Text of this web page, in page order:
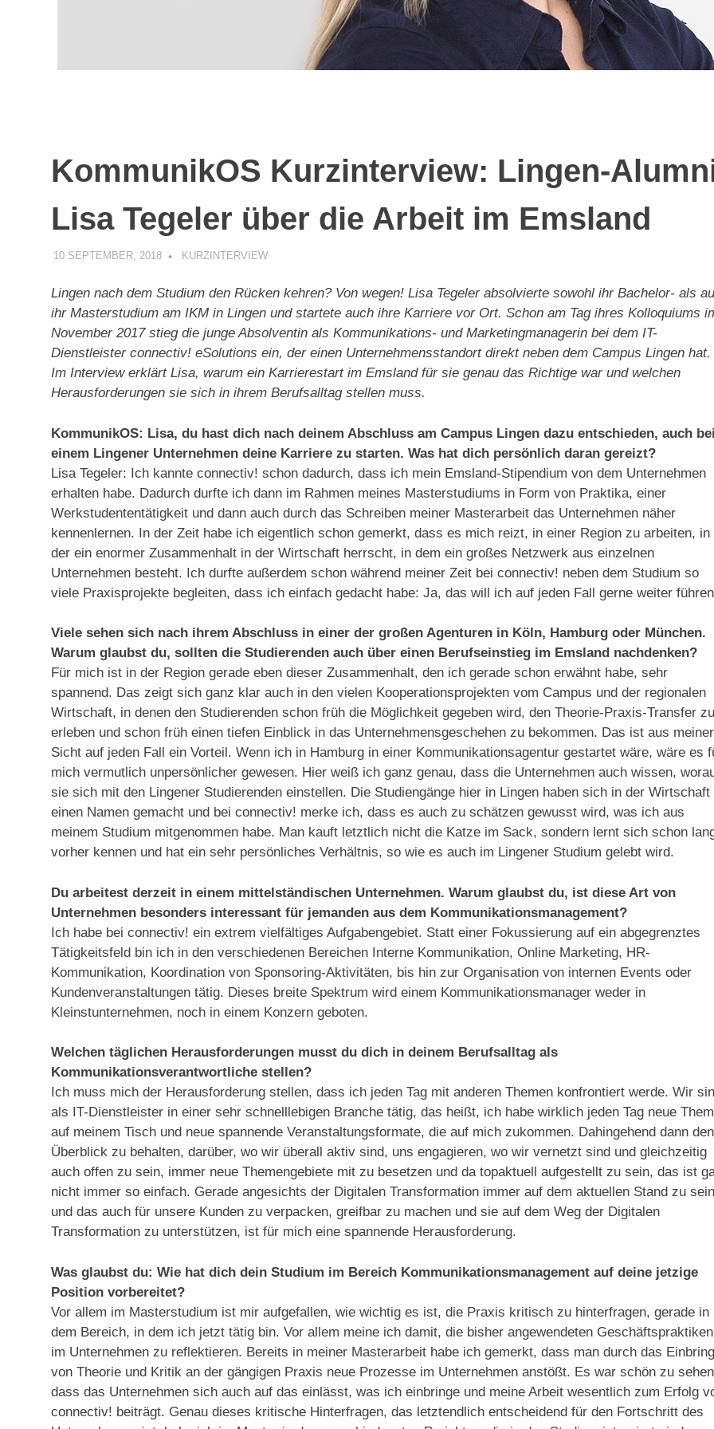
KommunikOS Kurzinterview: Lingen-
Lisa Tegeler über die Arbeit im Emsland
10 SEPTEMBER, 2018 KOMMUNIKOS
KURZINTERVIEW
Lingen nach dem Studium den Rücken kehren? Von wegen! Lisa Tegeler absolvierte sowohl ihr Bachelor- als
ihr Masterstudium am IKM in Lingen und startete auch ihre Karriere vor Ort. Schon am Tag ihres Kolloquiums
November 2017 stieg die junge Absolventin als Kommunikations- und Marketingmanagerin bei dem IT-
Dienstleister connectiv! eSolutions ein, der einen Unternehmensstandort direkt neben dem Campus Lingen hat.
Im Interview erklärt Lisa, warum ein Karrierestart im Emsland für sie genau das Richtige war und welchen
Herausforderungen sie sich in ihrem Berufsalltag stellen muss.
KommunikOS: Lisa, du hast dich nach deinem Abschluss am Campus Lingen dazu entschieden, auch bei
einem Lingener Unternehmen deine Karriere zu starten. Was hat dich persönlich daran gereizt?
Lisa Tegeler: Ich kannte connectiv! schon dadurch, dass ich mein Emsland-Stipendium von dem Unternehmen
erhalten habe. Dadurch durfte ich dann im Rahmen meines Masterstudiums in Form von Praktika, einer
Werkstudententätigkeit und dann auch durch das Schreiben meiner Masterarbeit das Unternehmen näher
kennenlernen. In der Zeit habe ich eigentlich schon gemerkt, dass es mich reizt, in einer Region zu arbeiten, in
der ein enormer Zusammenhalt in der Wirtschaft herrscht, in dem ein großes Netzwerk aus einzelnen
Unternehmen besteht. Ich durfte außerdem schon während meiner Zeit bei connectiv! neben dem Studium so
viele Praxisprojekte begleiten, dass ich einfach gedacht habe: Ja, das will ich auf jeden Fall gerne weiter
Viele sehen sich nach ihrem Abschluss in einer der großen Agenturen in Köln, Hamburg oder München.
Warum glaubst du, sollten die Studierenden auch über einen Berufseinstieg im Emsland nachdenken?
Für mich ist in der Region gerade eben dieser Zusammenhalt, den ich gerade schon erwähnt habe, sehr
spannend. Das zeigt sich ganz klar auch in den vielen Kooperationsprojekten vom Campus und der regionalen
Wirtschaft, in denen den Studierenden schon früh die Möglichkeit gegeben wird, den Theorie-Praxis-Transfer zu
erleben und schon früh einen tiefen Einblick in das Unternehmensgeschehen zu bekommen. Das ist aus meiner
Sicht auf jeden Fall ein Vorteil. Wenn ich in Hamburg in einer Kommunikationsagentur gestartet wäre, wäre es
mich vermutlich unpersönlicher gewesen. Hier weiß ich ganz genau, dass die Unternehmen auch wissen,
sie sich mit den Lingener Studierenden einstellen. Die Studiengänge hier in Lingen haben sich in der Wirtschaft
einen Namen gemacht und bei connectiv! merke ich, dass es auch zu schätzen gewusst wird, was ich aus
meinem Studium mitgenommen habe. Man kauft letztlich nicht die Katze im Sack, sondern lernt sich schon
vorher kennen und hat ein sehr persönliches Verhältnis, so wie es auch im Lingener Studium gelebt wird.
Du arbeitest derzeit in einem mittelständischen Unternehmen. Warum glaubst du, ist diese Art von
Unternehmen besonders interessant für jemanden aus dem Kommunikationsmanagement?
Ich habe bei connectiv! ein extrem vielfältiges Aufgabengebiet. Statt einer Fokussierung auf ein abgegrenztes
Tätigkeitsfeld bin ich in den verschiedenen Bereichen Interne Kommunikation, Online Marketing, HR-
Kommunikation, Koordination von Sponsoring-Aktivitäten, bis hin zur Organisation von internen Events oder
Kundenveranstaltungen tätig. Dieses breite Spektrum wird einem Kommunikationsmanager weder in
Kleinstunternehmen, noch in einem Konzern geboten.
Welchen täglichen Herausforderungen musst du dich in deinem Berufsalltag als
Kommunikationsverantwortliche stellen?
Ich muss mich der Herausforderung stellen, dass ich jeden Tag mit anderen Themen konfrontiert werde. Wir
als IT-Dienstleister in einer sehr schnelllebigen Branche tätig, das heißt, ich habe wirklich jeden Tag neue
auf meinem Tisch und neue spannende Veranstaltungsformate, die auf mich zukommen. Dahingehend dann den
Überblick zu behalten, darüber, wo wir überall aktiv sind, uns engagieren, wo wir vernetzt sind und gleichzeitig
auch offen zu sein, immer neue Themengebiete mit zu besetzen und da topaktuell aufgestellt zu sein, das ist
nicht immer so einfach. Gerade angesichts der Digitalen Transformation immer auf dem aktuellen Stand zu sein
und das auch für unsere Kunden zu verpacken, greifbar zu machen und sie auf dem Weg der Digitalen
Transformation zu unterstützen, ist für mich eine spannende Herausforderung.
Was glaubst du: Wie hat dich dein Studium im Bereich Kommunikationsmanagement auf deine jetzige
Position vorbereitet?​
Vor allem im Masterstudium ist mir aufgefallen, wie wichtig es ist, die Praxis kritisch zu hinterfragen, gerade in
dem Bereich, in dem ich jetzt tätig bin. Vor allem meine ich damit, die bisher angewendeten Geschäftspraktiken
im Unternehmen zu reflektieren. Bereits in meiner Masterarbeit habe ich gemerkt, dass man durch das
von Theorie und Kritik an der gängigen Praxis neue Prozesse im Unternehmen anstößt. Es war schön zu
dass das Unternehmen sich auch auf das einlässt, was ich einbringe und meine Arbeit wesentlich zum Erfolg
connectiv! beiträgt. Genau dieses kritische Hinterfragen, das letztendlich entscheidend für den Fortschritt des